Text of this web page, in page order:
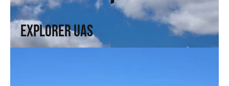
Explorer UAS
↗